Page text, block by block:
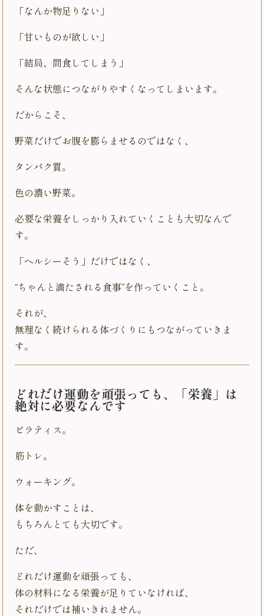
「なんか物足りない」
「甘いものが欲しい」
「結局、間食してしまう」
そんな状態につながりやすくなってしまいます。
だからこそ、
野菜だけでお腹を膨らませるのではなく、
タンパク質。
色の濃い野菜。
必要な栄養をしっかり入れていくことも大切なんで
す。
「ヘルシーそう」だけではなく、
“ちゃんと満たされる食事”を作っていくこと。
それが、
無理なく続けられる体づくりにもつながっていきま
す。
どれだけ運動を頑張っても、「栄養」は
絶対に必要なんです
ピラティス。
筋トレ。
ウォーキング。
体を動かすことは、
もちろんとても大切です。
ただ、
どれだけ運動を頑張っても、
体の材料になる栄養が足りていなければ、
それだけでは補いきれません。